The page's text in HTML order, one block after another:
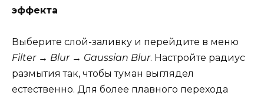
эффекта
Выберите слой-заливку и перейдите в меню
Filter → Blur → Gaussian Blur. Настройте радиус
размытия так, чтобы туман выглядел
естественно. Для более плавного перехода